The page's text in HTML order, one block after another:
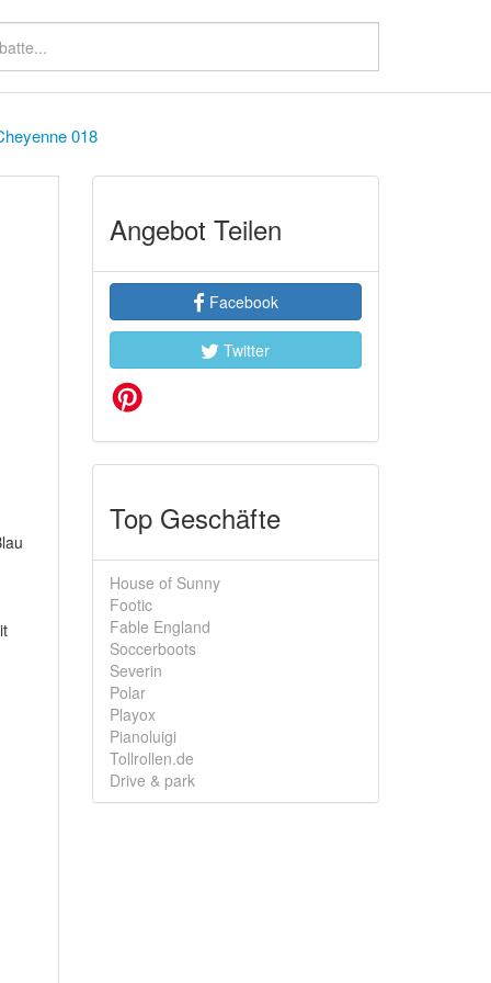
018
Angebot Teilen
Facebook
Twitter
Top Geschäfte
House of Sunny
Footic
Fable England
Soccerboots
Severin
Polar
Playox
Pianoluigi
Tollrollen.de
Drive & park